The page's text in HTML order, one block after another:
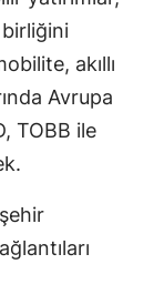
akıllı
Avrupa
TOBB ile